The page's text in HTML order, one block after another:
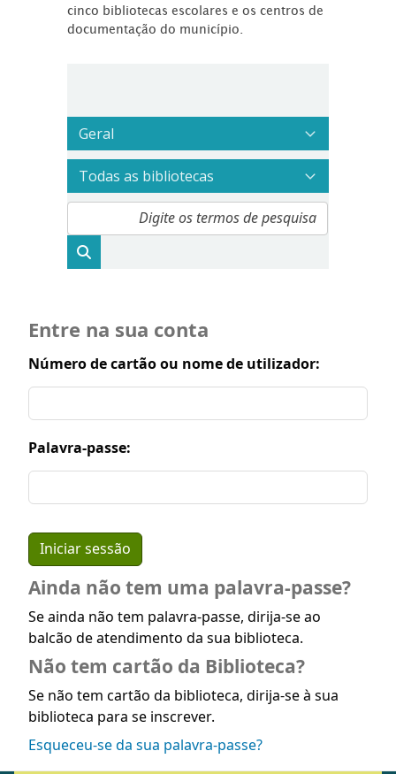
cinco bibliotecas escolares e os centros de
documentação do município.
Entre na sua conta
Número de cartão ou nome de utilizador:
Palavra-passe:
Ainda não tem uma palavra-passe?
Se ainda não tem palavra-passe, dirija-se ao
balcão de atendimento da sua biblioteca.
Não tem cartão da Biblioteca?
Se não tem cartão da biblioteca, dirija-se à sua
biblioteca para se inscrever.
Esqueceu-se da sua palavra-passe?